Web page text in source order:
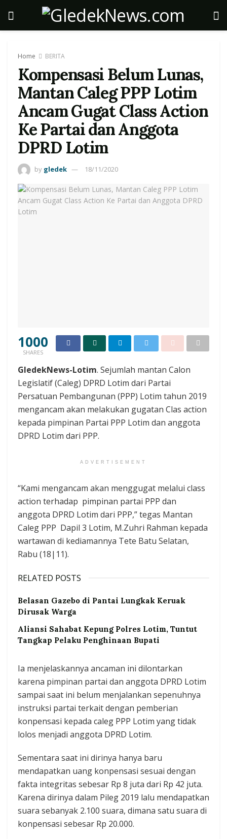
Home BERITA
Kompensasi Belum Lunas,
Mantan Caleg PPP Lotim
Ancam Gugat Class Action
Ke Partai dan Anggota
DPRD Lotim ‎
by gledek 18/11/2020
1000
SHARES
GledekNews-Lotim. Sejumlah mantan Calon
Legislatif (Caleg) DPRD Lotim dari Partai
Persatuan Pembangunan (PPP) Lotim tahun 2019
mengancam akan melakukan gugatan Clas action
kepada pimpinan Partai PPP Lotim dan anggota
DPRD Lotim dari PPP.
ADVERTISEMENT
“Kami mengancam akan menggugat melalui class
action terhadap pimpinan partai PPP dan
anggota DPRD Lotim dari PPP,” tegas Mantan
Caleg PPP Dapil 3 Lotim, M.Zuhri Rahman kepada
wartawan di kediamannya Tete Batu Selatan,
Rabu (18|11).
RELATED POSTS
Belasan Gazebo di Pantai Lungkak Keruak
Dirusak Warga
Aliansi Sahabat Kepung Polres Lotim, Tuntut
Tangkap Pelaku Penghinaan Bupati
Ia menjelaskannya ancaman ini dilontarkan
karena ‎pimpinan partai dan anggota DPRD Lotim
sampai saat ini belum menjalankan sepenuhnya
instruksi partai terkait dengan pemberian
konpensasi kepada caleg PPP Lotim yang tidak
lolos menjadi anggota DPRD Lotim.
Sementara saat ini dirinya hanya baru
mendapatkan uang konpensasi sesuai dengan
fakta integritas sebesar Rp 8 juta dari Rp 42 juta.
Karena dirinya dalam Pileg 2019 lalu mendapatkan
suara sebanyak 2.100 suara, dimana satu suara di
konpensasi sebesar Rp 20.000.